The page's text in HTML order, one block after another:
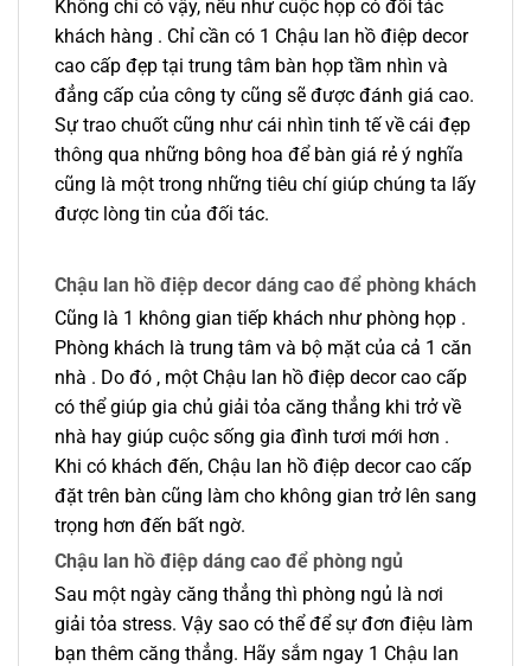
Không chỉ có vậy, nếu như cuộc họp có đối tác
khách hàng . Chỉ cần có 1 Chậu lan hồ điệp decor
cao cấp đẹp tại trung tâm bàn họp tầm nhìn và
đẳng cấp của công ty cũng sẽ được đánh giá cao.
Sự trao chuốt cũng như cái nhìn tinh tế về cái đẹp
thông qua những bông hoa để bàn giá rẻ ý nghĩa
cũng là một trong những tiêu chí giúp chúng ta lấy
được lòng tin của đối tác.
Chậu lan hồ điệp decor dáng cao để phòng khách
Cũng là 1 không gian tiếp khách như phòng họp .
Phòng khách là trung tâm và bộ mặt của cả 1 căn
nhà . Do đó , một Chậu lan hồ điệp decor cao cấp
có thể giúp gia chủ giải tỏa căng thẳng khi trở về
nhà hay giúp cuộc sống gia đình tươi mới hơn .
Khi có khách đến, Chậu lan hồ điệp decor cao cấp
đặt trên bàn cũng làm cho không gian trở lên sang
trọng hơn đến bất ngờ.
Chậu lan hồ điệp dáng cao để phòng ngủ
Sau một ngày căng thẳng thì phòng ngủ là nơi
giải tỏa stress. Vậy sao có thể để sự đơn điệu làm
bạn thêm căng thẳng. Hãy sắm ngay 1 Chậu lan